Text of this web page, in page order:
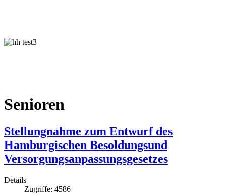
Senioren
Stellungnahme zum Entwurf des
Hamburgischen Besoldungsund
Versorgungsanpassungsgesetzes
Details
Zugriffe: 4586